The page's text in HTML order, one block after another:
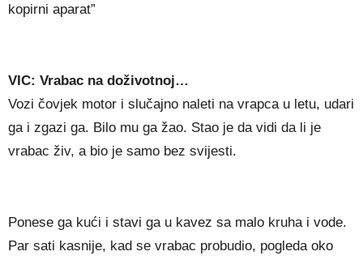
kopirni aparat”
VIC: Vrabac na doživotnoj…
Vozi čovjek motor i slučajno naleti na vrapca u letu, udari
ga i zgazi ga. Bilo mu ga žao. Stao je da vidi da li je
vrabac živ, a bio je samo bez svijesti.
Ponese ga kući i stavi ga u kavez sa malo kruha i vode.
Par sati kasnije, kad se vrabac probudio, pogleda oko